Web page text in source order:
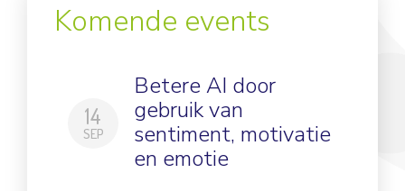
Komende events
14
SEP
Betere AI door
gebruik van
sentiment, motivatie
en emotie